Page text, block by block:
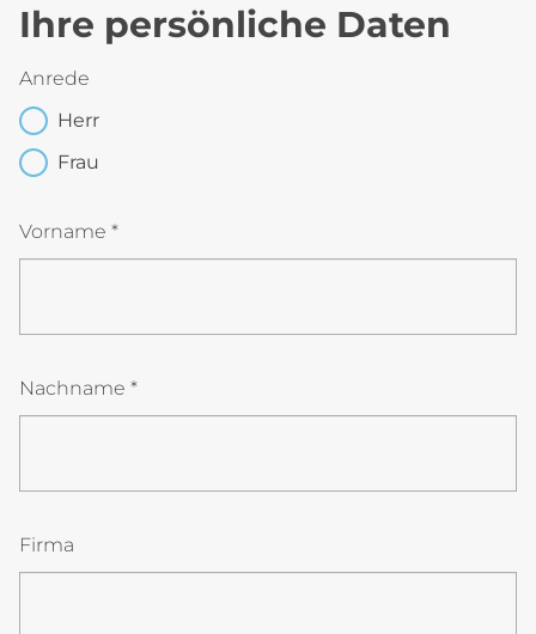
Ihre persönliche Daten
Anrede
Herr
Frau
Vorname *
Nachname *
Firma